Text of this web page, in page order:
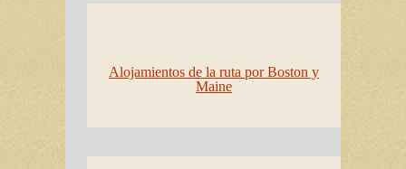
Alojamientos de la ruta por Boston y
Maine